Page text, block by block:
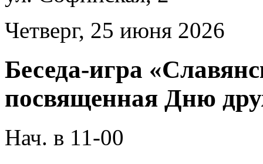
Четверг, 25 июня 2026
Беседа-игра
посвященная Дню
Нач. в 11-00